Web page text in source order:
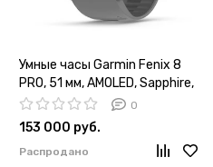
Умные часы Garmin Fenix 8
PRO, 51 мм, AMOLED, Sapphire,
Titanium with Graphite/Black
Silicone Band
0
153 000 руб.
Распродано